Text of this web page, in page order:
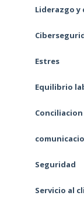
Liderazgo y
Estres
Equilibrio
Conciliacion
Seguridad
Servicio al